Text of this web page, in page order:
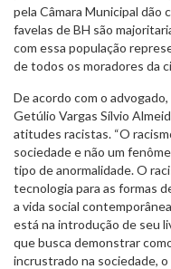
pela Câmara Municipal dão
favelas de BH são
com essa população
de todos os moradores da
De acordo com o
Getúlio Vargas Sílvio
atitudes racistas. “O
sociedade e não um
tipo de anormalidade. O
tecnologia para as formas
a vida social
está na introdução de seu
que busca demonstrar
incrustrado na sociedade,